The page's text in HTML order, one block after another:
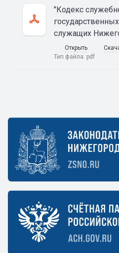
"Кодекс
служащих
Открыть
Тип файла: pdf